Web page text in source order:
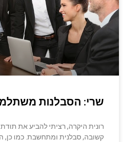
שרי: הסבלנות
רונית היקרה, רציתי להביע את
קשובה, סבלנית ומתחשבת. כמו כן,